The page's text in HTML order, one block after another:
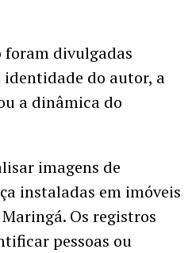
foram divulgadas
identidade do autor, a
a dinâmica do
imagens de
instaladas em imóveis
Os registros
pessoas ou